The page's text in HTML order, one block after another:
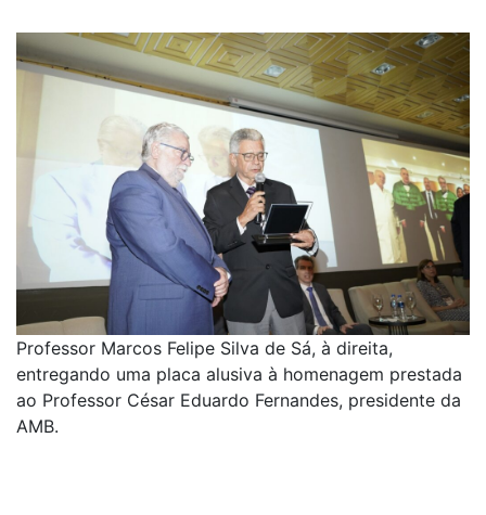
Professor Marcos Felipe Silva de Sá, à direita,
entregando uma placa alusiva à homenagem prestada
ao Professor César Eduardo Fernandes, presidente da
AMB.